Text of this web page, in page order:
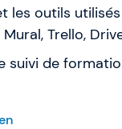
les outils
Trello,
suivi de